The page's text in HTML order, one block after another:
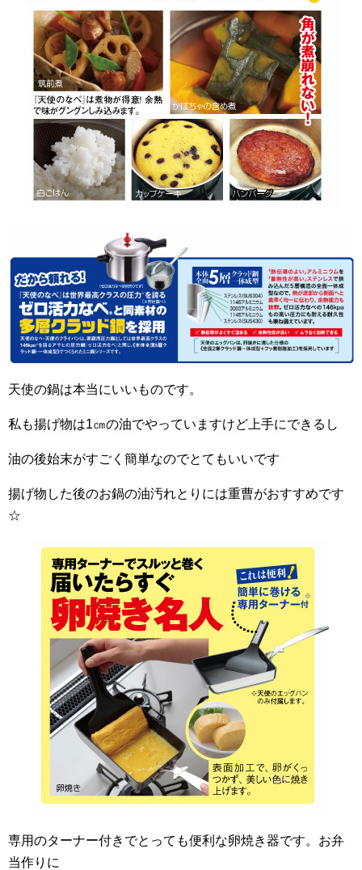
天使の鍋は本当にいいものです。
私も揚げ物は1㎝の油でやっていますけど上手にできるし
油の後始末がすごく簡単なのでとてもいいです
揚げ物した後のお鍋の油汚れとりには重曹がおすすめです
☆
専用のターナー付きでとっても便利な卵焼き器です。お弁
当作りに